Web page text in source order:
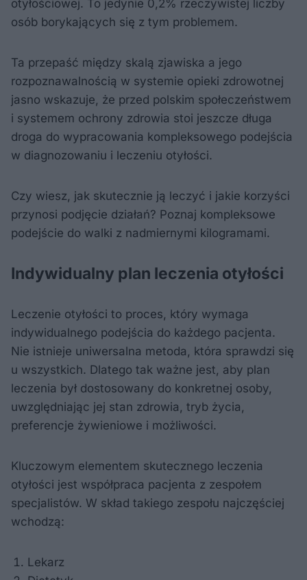
otyłościowej. To jedynie 0,2% rzeczywistej liczby
osób borykających się z tym problemem.
Ta przepaść między skalą zjawiska a jego
rozpoznawalnością w systemie opieki zdrowotnej
jasno wskazuje, że przed polskim społeczeństwem
i systemem ochrony zdrowia stoi jeszcze długa
droga do wypracowania kompleksowego podejścia
w diagnozowaniu i leczeniu otyłości.
Czy wiesz, jak skutecznie ją leczyć i jakie korzyści
przynosi podjęcie działań? Poznaj kompleksowe
podejście do walki z nadmiernymi kilogramami.
Indywidualny plan leczenia otyłości
Leczenie otyłości to proces, który wymaga
indywidualnego podejścia do każdego pacjenta.
Nie istnieje uniwersalna metoda, która sprawdzi się
u wszystkich. Dlatego tak ważne jest, aby plan
leczenia był dostosowany do konkretnej osoby,
uwzględniając jej stan zdrowia, tryb życia,
preferencje żywieniowe i możliwości.
Kluczowym elementem skutecznego leczenia
otyłości jest współpraca pacjenta z zespołem
specjalistów. W skład takiego zespołu najczęściej
wchodzą:
Lekarz